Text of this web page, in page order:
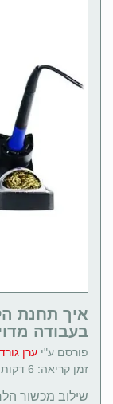
בעבודה
פורסם ע"י ערן
זמן קריאה: 6 דקות